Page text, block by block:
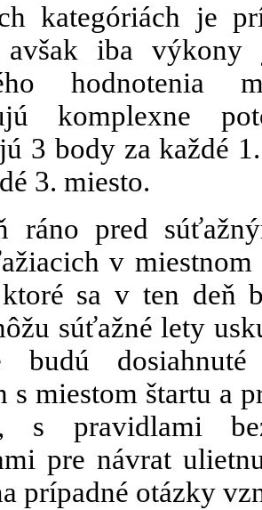
kategóriách je
avšak iba
hodnotenia
komplexne
3 body za každé
3. miesto.
ráno pred
v
sa v ten deň
súťažné lety
budú
s miestom štartu a
s pravidlami
pre návrat
prípadné otázky